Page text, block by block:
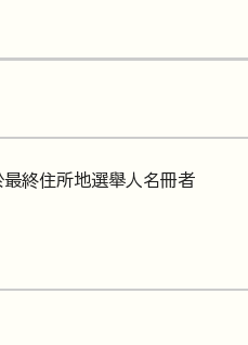
最終住所地選舉人名冊者